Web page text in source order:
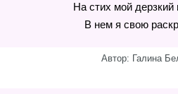
На стих мой дерзкий
В нем я свою
Автор: Галина